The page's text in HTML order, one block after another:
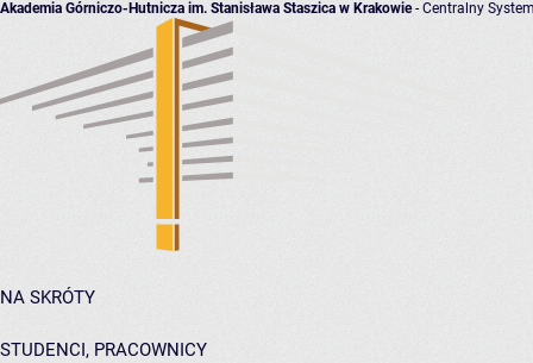
Akademia Górniczo-Hutnicza im. Stanisława Staszica w Krakowie- Centralny
NA SKRÓTY
STUDENCI, PRACOWNICY